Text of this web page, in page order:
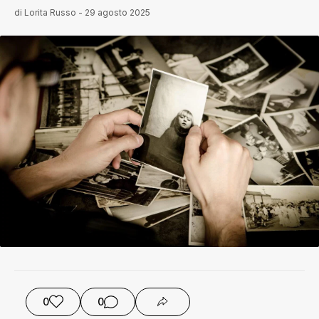
di Lorita Russo - 29 agosto 2025
0 0